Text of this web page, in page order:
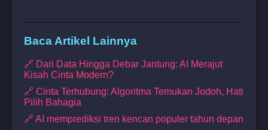
Baca Artikel Lainnya
🔗 Dari Data Hingga Debar Jantung: AI Merajut
Kisah Cinta Modern?
🔗 Cinta Terhubung: Algoritma Temukan Jodoh, Hati
Pilih Bahagia
🔗 AI memprediksi tren kencan populer tahun depan